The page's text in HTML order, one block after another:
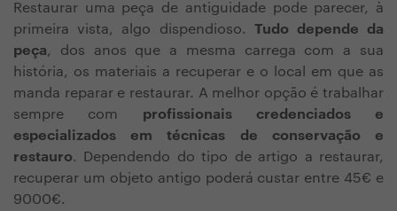
Restaurar uma peça de antiguidade pode parecer, à
primeira vista, algo dispendioso. Tudo depende da
peça, dos anos que a mesma carrega com a sua
história, os materiais a recuperar e o local em que as
manda reparar e restaurar. A melhor opção é trabalhar
sempre com profissionais credenciados e
especializados em técnicas de conservação e
restauro. Dependendo do tipo de artigo a restaurar,
recuperar um objeto antigo poderá custar entre 45€ e
9000€.